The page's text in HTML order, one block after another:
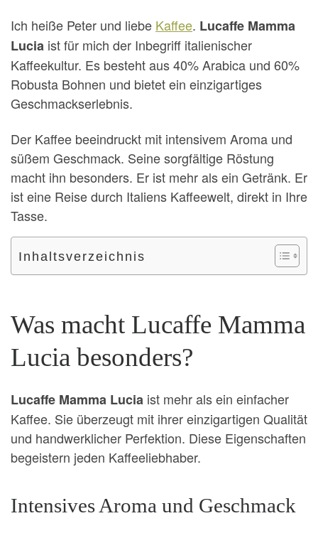
Ich heiße Peter und liebe Kaffee. Lucaffe Mamma
Lucia ist für mich der Inbegriff italienischer
Kaffeekultur. Es besteht aus 40% Arabica und 60%
Robusta Bohnen und bietet ein einzigartiges
Geschmackserlebnis.
Der Kaffee beeindruckt mit intensivem Aroma und
süßem Geschmack. Seine sorgfältige Röstung
macht ihn besonders. Er ist mehr als ein Getränk. Er
ist eine Reise durch Italiens Kaffeewelt, direkt in Ihre
Tasse.
Inhaltsverzeichnis
Was macht Lucaffe Mamma
Lucia besonders?
Lucaffe Mamma Lucia ist mehr als ein einfacher
Kaffee. Sie überzeugt mit ihrer einzigartigen Qualität
und handwerklicher Perfektion. Diese Eigenschaften
begeistern jeden Kaffeeliebhaber.
Intensives Aroma und Geschmack